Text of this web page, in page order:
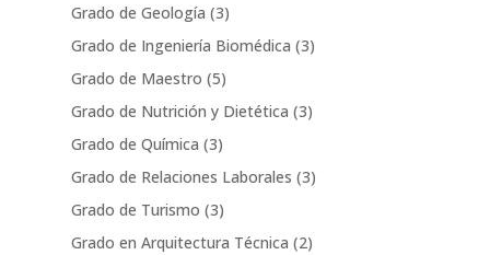
Grado de Geología (3)
Grado de Ingeniería Biomédica (3)
Grado de Maestro (5)
Grado de Nutrición y Dietética (3)
Grado de Química (3)
Grado de Relaciones Laborales (3)
Grado de Turismo (3)
Grado en Arquitectura Técnica (2)